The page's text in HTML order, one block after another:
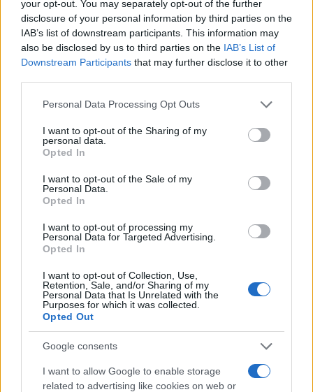
your opt-out. You may separately opt-out of the further
disclosure of your personal information by third parties on the
IAB’s list of downstream participants. This information may
also be disclosed by us to third parties on the IAB’s List of
Downstream Participants that may further disclose it to other
Please note that this website/app uses one or more Google
not limited to your visit or usage behaviour. You may click to
grant or deny consent to Google and its third-party tags to
use your data for below specified purposes in below Google
consent section.
Personal Data Processing Opt Outs
I want to opt-out of the Sharing of my
personal data.
Opted In
I want to opt-out of the Sale of my
Personal Data.
Opted In
I want to opt-out of processing my
Personal Data for Targeted Advertising.
Opted In
I want to opt-out of Collection, Use,
Retention, Sale, and/or Sharing of my
Personal Data that Is Unrelated with the
Purposes for which it was collected.
Opted Out
Google consents
I want to allow Google to enable storage
related to advertising like cookies on web or
ΣΥΡΙΖΑ: Με το νέο πτωχευτικό κώδικα
απελευθερώνονται πλήρως όλοι οι
πλειστηριασμοί ακινήτων
01.06.2021 13:46
Πτωχευτικός κώδικας: 10 σημεία για τους
κινδύνους του νέου νόμου από το Κίνημα Αλλαγής
01.06.2021 13:32